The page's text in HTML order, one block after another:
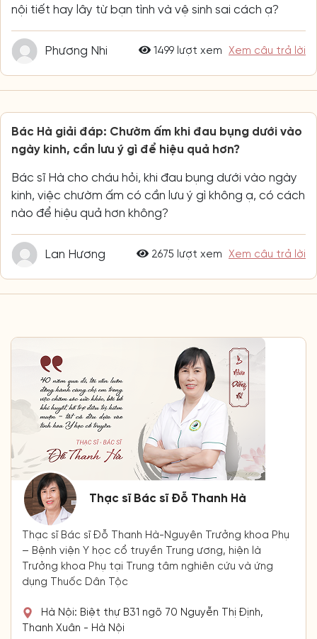
nội tiết hay lây từ bạn tình và vệ sinh sai cách ạ?
Phương Nhi 1499 lượt xem Xem câu trả lời
Bác Hà giải đáp: Chườm ấm khi đau bụng dưới vào
ngày kinh, cần lưu ý gì để hiệu quả hơn?
Bác sĩ Hà cho cháu hỏi, khi đau bụng dưới vào ngày
kinh, việc chườm ấm có cần lưu ý gì không ạ, có cách
nào để hiệu quả hơn không?
Lan Hương 2675 lượt xem Xem câu trả lời
Thạc sĩ Bác sĩ Đỗ Thanh Hà
Thạc sĩ Bác sĩ Đỗ Thanh Hà-Nguyên Trưởng khoa Phụ
– Bệnh viện Y học cổ truyền Trung ương, hiện là
Trưởng khoa Phụ tại Trung tâm nghiên cứu và ứng
dụng Thuốc Dân Tộc
Hà Nội: Biệt thự B31 ngõ 70 Nguyễn Thị Định,
Thanh Xuân - Hà Nội